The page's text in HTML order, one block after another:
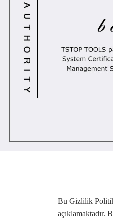
Bu Gizlilik
açıklamaktadır.